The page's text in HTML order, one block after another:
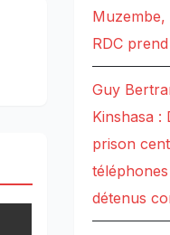
RDC
Guy
Kinshasa :
prison
détenus